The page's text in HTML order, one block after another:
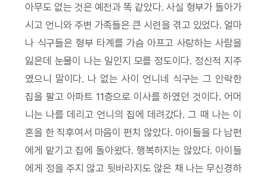
아무도 없는 것은 예전과 똑 같았다. 사실 형부가 돌아가
시고 언니와 주변 가족들은 큰 시련을 겪고 있었다. 얼마
나 식구들은 형부 타계를 가슴 아프고 사랑하는 사람을
잃은데 눈물이 나는 일인지 모를 정도이다. 정신적 지주
였으니 말이다. 나 없는 사이 언니네 식구는 그 안락한
집을 팔고 아파트 11층으로 이사를 하였던 것이다. 어머
니는 나를 데리고 언니의 집에 데려갔다. 그 때 나는 이
혼을 한 직후여서 마음이 편치 않았다. 아이들을 다 남편
에게 맡기고 집에 돌아왔다. 행복하지는 않았다. 아이들
에게 정을 주지 않고 뒷바라지도 않은 채 나는 무신경하